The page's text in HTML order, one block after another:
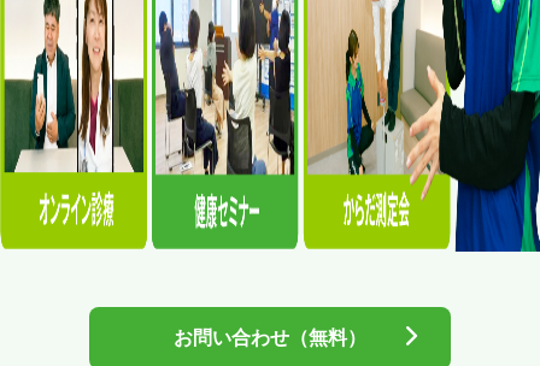
お問い合わせ（無料）